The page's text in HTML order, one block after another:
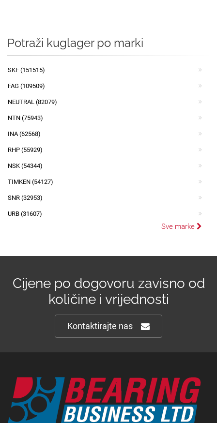
Potraži kuglager po marki
SKF (151515)
FAG (109509)
NEUTRAL (82079)
NTN (75943)
INA (62568)
RHP (55929)
NSK (54344)
TIMKEN (54127)
SNR (32953)
URB (31607)
Sve marke
Cijene po dogovoru zavisno od
količine i vrijednosti
Kontaktirajte nas